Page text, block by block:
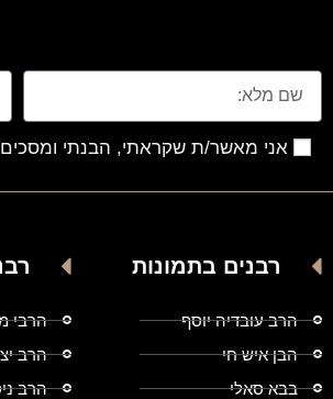
אני מאשר/ת שקראתי, הבנתי
רבנים בתמונות
הרב עובדיה יוסף
הבן איש חי
בבא סאלי
הרבי
הרב
הרב